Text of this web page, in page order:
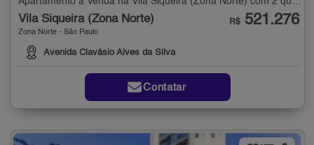
Vila Siqueira (Zona Norte)
Zona Norte - São Paulo
Avenida Clavásio Alves da Silva
R$ 521.276
Contatar